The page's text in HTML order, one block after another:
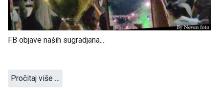
FB objave naših sugradjana...
Pročitaj više …